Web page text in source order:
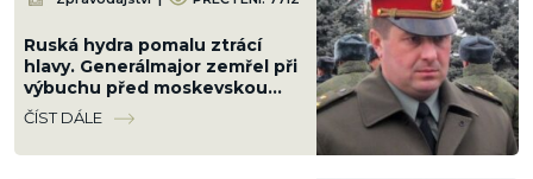
Ruská hydra pomalu ztrácí
hlavy. Generálmajor zemřel při
výbuchu před moskevskou
restaurací, když slavil
narozeniny šéfa vzdušných sil
ČÍST DÁLE